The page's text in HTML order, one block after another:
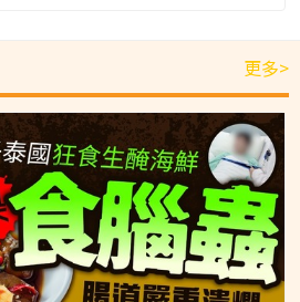
更多>